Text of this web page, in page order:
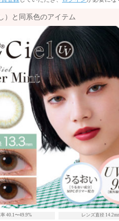
）と同系色のアイテム
40.1〜49.9%
レンズ直径